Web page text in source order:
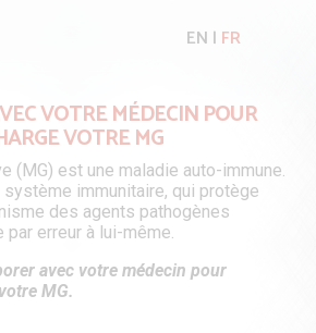
EN | FR
VOTRE MÉDECIN POUR
VOTRE MG
(MG) est une maladie auto-immune.
immunitaire, qui protège
des agents pathogènes
par erreur à lui-même.
avec votre médecin pour
MG.